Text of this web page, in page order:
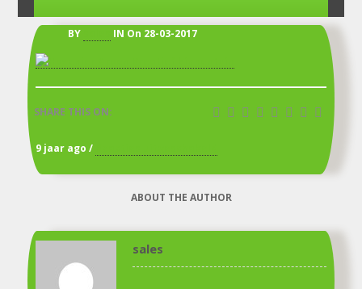
BY IN On 28-03-2017
SHARE THIS ON:
9 jaar ago /
3
ABOUT THE AUTHOR
sales